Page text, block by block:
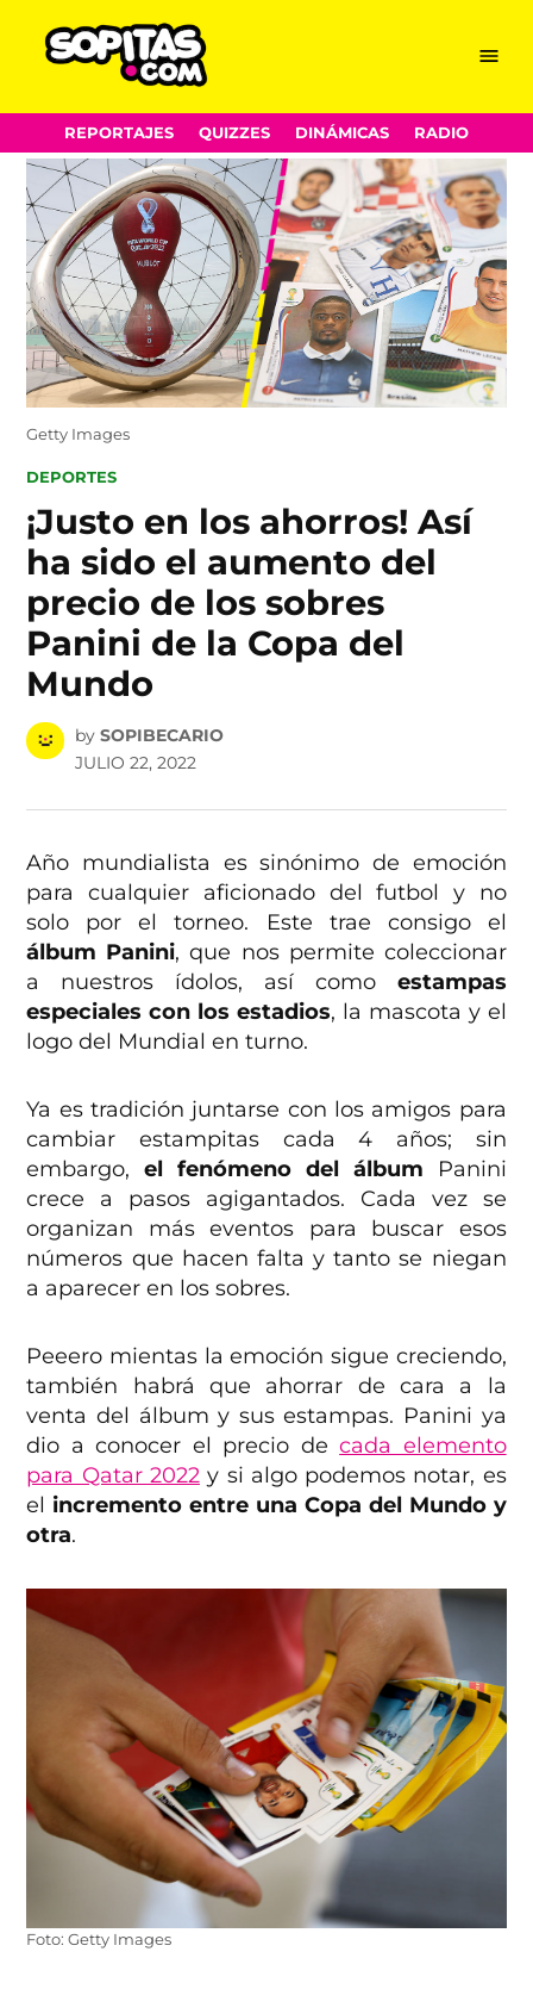
Skip
to
content
Menu
REPORTAJES QUIZZES DINÁMICAS RADIO
Getty Images
POSTED
DEPORTES
¡Justo en los ahorros! Así
ha sido el aumento del
precio de los sobres
Panini de la Copa del
Mundo
by SOPIBECARIO
JULIO 22, 2022
Año mundialista es sinónimo de emoción
para cualquier aficionado del futbol y no
solo por el torneo. Este trae consigo el
álbum Panini, que nos permite coleccionar
a nuestros ídolos, así como estampas
especiales con los estadios, la mascota y el
logo del Mundial en turno.
Ya es tradición juntarse con los amigos para
cambiar estampitas cada 4 años; sin
embargo,el fenómeno del álbum Panini
crece a pasos agigantados. Cada vez se
organizan más eventos para buscar esos
números que hacen falta y tanto se niegan
a aparecer en los sobres.
Peeero mientas la emoción sigue creciendo,
también habrá que ahorrar de cara a la
venta del álbum y sus estampas. Panini ya
dio a conocer el precio decada elemento
para Qatar 2022y si algo podemos notar, es
el incremento entre una Copa del Mundo y
otra.
Foto: Getty Images